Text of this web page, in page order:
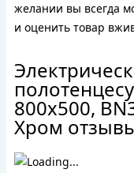
желании вы всегда
и оценить товар
800x500,
Хром